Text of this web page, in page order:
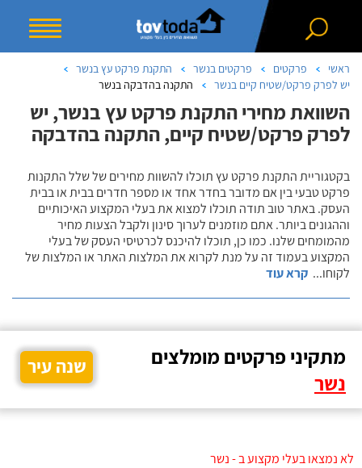
ראשי פרקטים פרקטים בנשר
התקנת פרקט עץ בנשר
יש לפרק פרקט/שטיח קיים בנשר
התקנה בהדבקה בנשר
השוואת מחירי התקנת פרקט עץ בנשר, יש
לפרק פרקט/שטיח קיים, התקנה בהדבקה
בקטגוריית התקנת פרקט עץ תוכלו להשוות מחירים של שלל התקנות
פרקט טבעי בין אם מדובר בחדר אחד או מספר חדרים בבית או בבית
העסק. באתר טוב תודה תוכלו למצוא את בעלי המקצוע האיכותיים
וההגונים ביותר. אתם מוזמנים לערוך סינון ולקבל הצעות מחיר
מהמומחים שלנו. כמו כן, תוכלו להיכנס לכרטיסי העסק של בעלי
המקצוע בעמוד זה על מנת לקרוא את המלצות האתר או המלצות של
לקוחו... קרא עוד
מתקיני פרקטים מומלצים
נשר
שנה עיר
לא נמצאו בעלי מקצוע ב - נשר